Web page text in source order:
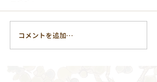
コメントを追加…